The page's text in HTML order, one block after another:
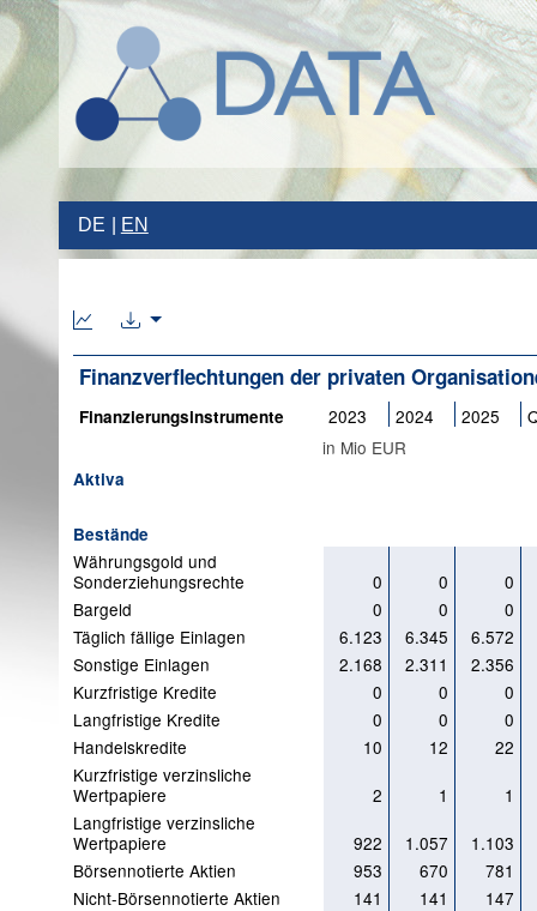
DE EN
Finanzverflechtungen der privaten
Finanzierungsinstrumente 2023 2024 2025
in Mio EUR
Aktiva
Bestände
Währungsgold und
Sonderziehungsrechte
0 0
0
Bargeld
0 0
0
Täglich fällige Einlagen
6.123 6.345
6.572
Sonstige Einlagen
2.168 2.311
2.356
Kurzfristige Kredite
0 0
0
Langfristige Kredite
0 0
0
Handelskredite
10 12
22
Kurzfristige verzinsliche
Wertpapiere
2 1
1
Langfristige verzinsliche
Wertpapiere
922 1.057
1.103
Börsennotierte Aktien
953 670
781
Nicht-Börsennotierte Aktien
141 141
147